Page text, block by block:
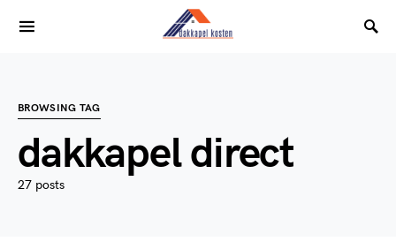
BROWSING TAG
dakkapel direct
27 posts